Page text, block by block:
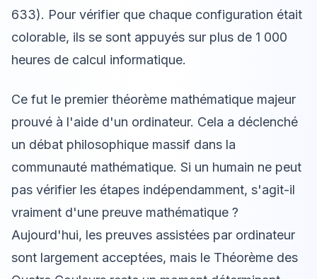
633). Pour vérifier que chaque configuration était
colorable, ils se sont appuyés sur plus de 1 000
heures de calcul informatique.
Ce fut le premier théorème mathématique majeur
prouvé à l'aide d'un ordinateur. Cela a déclenché
un débat philosophique massif dans la
communauté mathématique. Si un humain ne peut
pas vérifier les étapes indépendamment, s'agit-il
vraiment d'une preuve mathématique ?
Aujourd'hui, les preuves assistées par ordinateur
sont largement acceptées, mais le Théorème des